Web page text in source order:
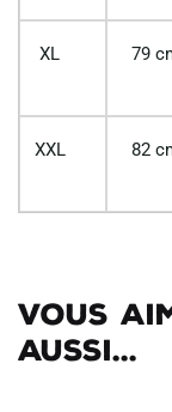
XL 79
XXL 82
Vous
aussi...